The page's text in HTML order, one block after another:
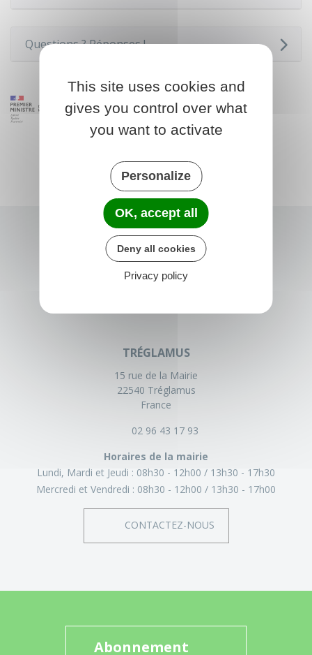
Questions ? Réponses !
TRÉGLAMUS
15 rue de la Mairie
22540 Tréglamus
France
02 96 43 17 93
Horaires de la mairie
Lundi, Mardi et Jeudi : 08h30 - 12h00
13h30 - 17h30
Mercredi et Vendredi : 08h30 - 12h00 13h30 - 17h00
CONTACTEZ-NOUS
Abonnement
This site uses cookies and
gives you control over what
you want to activate
Personalize
OK, accept all
Deny all cookies
Privacy policy